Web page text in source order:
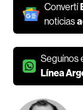
Convertí
noticias
Seguínos
Línea